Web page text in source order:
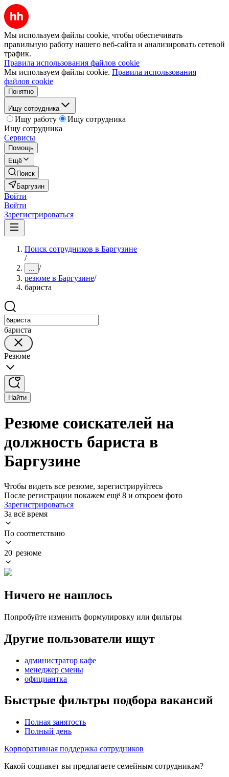
Мы используем файлы cookie, чтобы обеспечивать
правильную работу нашего веб-сайта и анализировать сетевой
трафик.
Правила использования файлов cookie
Мы используем файлы cookie. Правила использования
файлов cookie
Понятно
Ищу сотрудника
Ищу работу
Ищу сотрудника
Ищу сотрудника
Сервисы
Помощь
Ещё
Поиск
Баргузин
Войти
Войти
Зарегистрироваться
Поиск сотрудников в Баргузине
/
... /
резюме в Баргузине/
бариста
бариста
Резюме
Найти
Резюме соискателей на
должность бариста в
Баргузине
Чтобы видеть все резюме, зарегистрируйтесь
После регистрации покажем ещё 8 и откроем фото
Зарегистрироваться
За всё время
По соответствию
20 резюме
Ничего не нашлось
Попробуйте изменить формулировку или фильтры
Другие пользователи ищут
администратор кафе
менеджер смены
официантка
Быстрые фильтры подбора вакансий
Полная занятость
Полный день
Корпоративная поддержка сотрудников
Какой соцпакет вы предлагаете семейным сотрудникам?